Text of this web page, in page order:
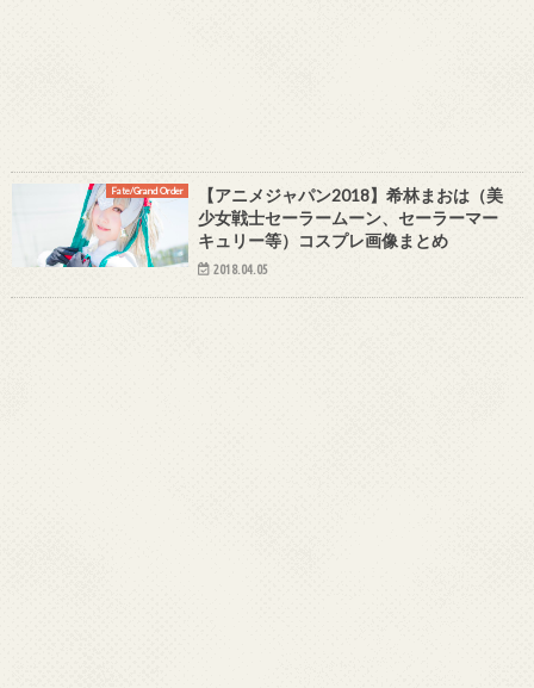
Fate/Grand Order
【アニメジャパン2018】希林まおは（美
少女戦士セーラームーン、セーラーマー
キュリー等）コスプレ画像まとめ
2018.04.05